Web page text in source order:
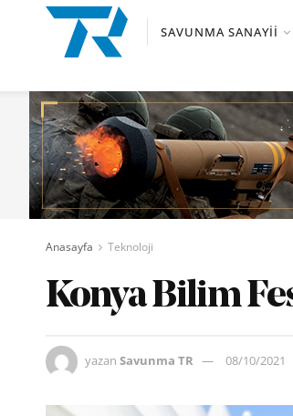
SAVUNMA SANAYII
Anasayfa Teknoloji
Konya Bilim
yazan Savunma TR 08/10/2021